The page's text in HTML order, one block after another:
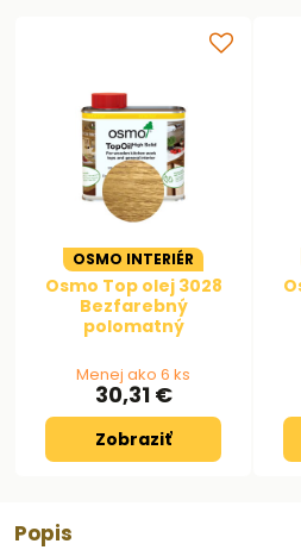
Popis
OSMO INTERIÉR
Osmo Top olej 3028
Bezfarebný
polomatný
Menej ako 6 ks
30,31 €
Zobraziť